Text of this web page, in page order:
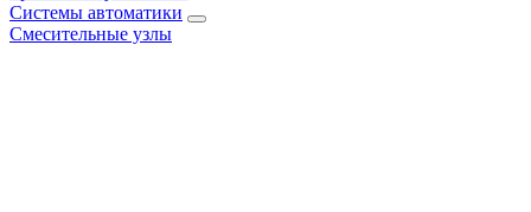
Системы автоматики
Смесительные узлы